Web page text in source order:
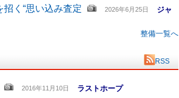
く“思い込み査定
2026年6月25日 ジャ
整備一覧へ
RSS
2016年11月10日 ラストホープ